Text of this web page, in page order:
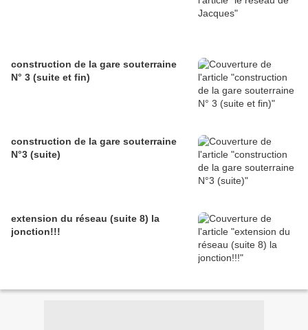
construction de la gare souterraine
N° 3 (suite et fin)
construction de la gare souterraine
N°3 (suite)
extension du réseau (suite 8) la
jonction!!!